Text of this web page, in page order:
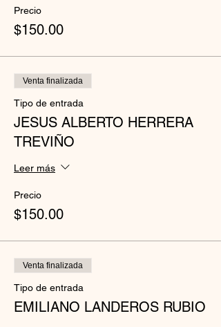
Precio
$150.00
Venta finalizada
Tipo de entrada
JESUS ALBERTO HERRERA
TREVIÑO
Leer más
Precio
$150.00
Venta finalizada
Tipo de entrada
EMILIANO LANDEROS RUBIO